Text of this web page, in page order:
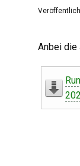
Anbei die